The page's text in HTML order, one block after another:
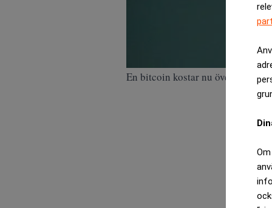
En bitcoin kostar nu över en